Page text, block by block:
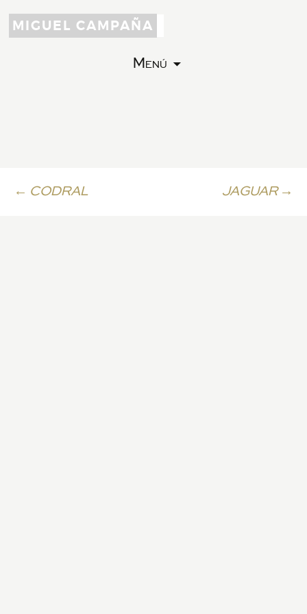
MIGUEL CAMPAÑA
Menú
Ir← CODRAL JAGUAR →